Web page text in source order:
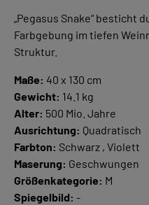
„Pegasus Snake“ besticht
Farbgebung im tiefen
Struktur.
Maße: 40 x 130 cm
Gewicht: 14.1 kg
Alter: 500 Mio. Jahre
Ausrichtung: Quadratisch
Farbton: Schwarz , Violett
Maserung: Geschwungen
Größenkategorie: M
Spiegelbild: -